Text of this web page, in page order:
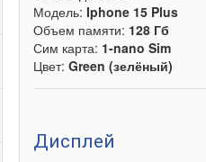
Модель: Iphone 15 Plus
Объем памяти: 128 Гб
Сим карта: 1-nano Sim
Цвет: Green (зелёный)
Дисплей